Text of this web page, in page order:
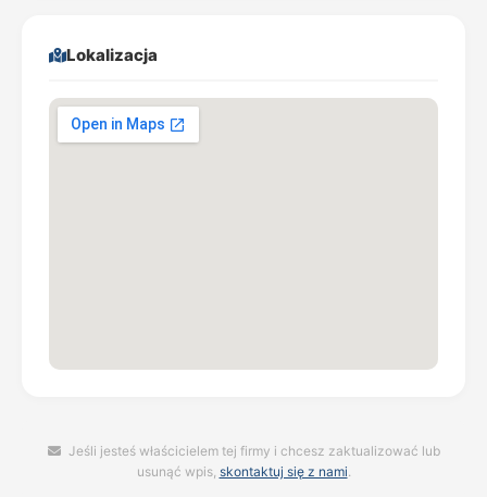
Lokalizacja
Jeśli jesteś właścicielem tej firmy i chcesz zaktualizować lub
usunąć wpis, skontaktuj się z nami.